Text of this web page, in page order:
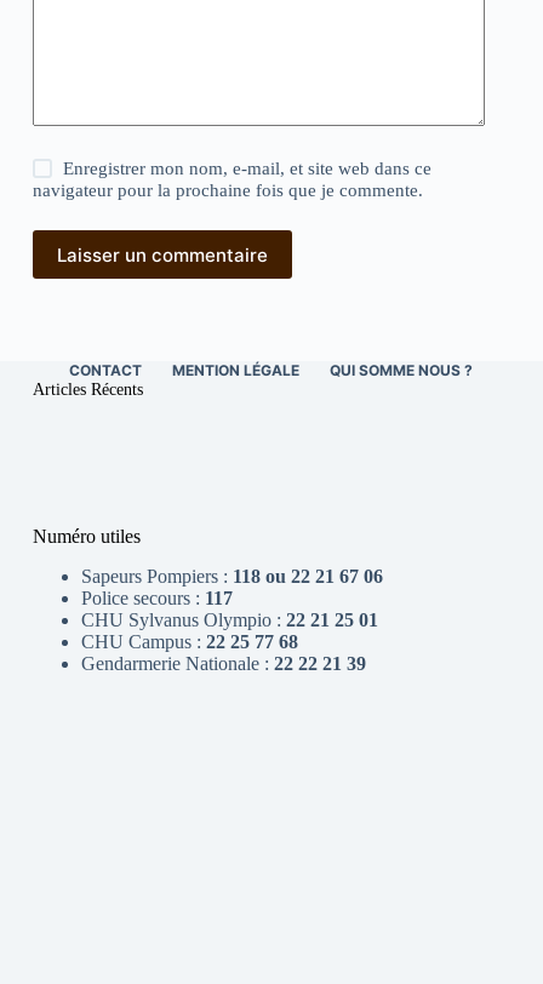
Enregistrer mon nom, e-mail, et site web dans ce
navigateur pour la prochaine fois que je commente.
Laisser un commentaire
CONTACT MENTION LÉGALE QUI SOMME NOUS ?
Articles Récents
Numéro utiles
Sapeurs Pompiers : 118 ou 22 21 67 06
Police secours : 117
CHU Sylvanus Olympio : 22 21 25 01
CHU Campus : 22 25 77 68
Gendarmerie Nationale : 22 22 21 39